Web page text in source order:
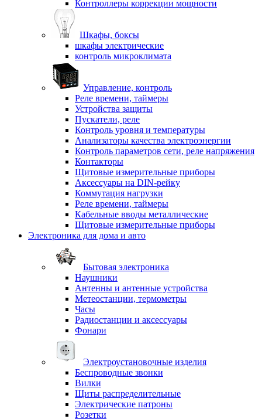
Контроллеры коррекции мощности
Шкафы, боксы
шкафы электрические
контроль микроклимата
Управление, контроль
Реле времени, таймеры
Устройства защиты
Пускатели, реле
Контроль уровня и температуры
Анализаторы качества электроэнергии
Контроль параметров сети, реле напряжения
Контакторы
Щитовые измерительные приборы
Аксессуары на DIN-рейку
Коммутация нагрузки
Реле времени, таймеры
Кабельные вводы металлические
Щитовые измерительные приборы
Электроника для дома и авто
Бытовая электроника
Наушники
Антенны и антенные устройства
Метеостанции, термометры
Часы
Радиостанции и аксессуары
Фонари
Электроустановочные изделия
Беспроводные звонки
Вилки
Щиты распределительные
Электрические патроны
Розетки